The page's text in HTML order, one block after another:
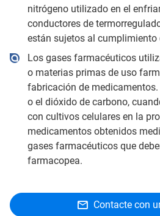
nitrógeno utilizado en el
conductores de
están sujetos al cumplimiento
Los gases farmacéuticos
o materias primas de uso
fabricación de
o el dióxido de carbono,
con cultivos celulares en la
medicamentos obtenidos
gases farmacéuticos que
farmacopea.
Contacte con